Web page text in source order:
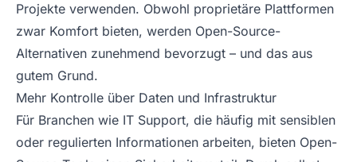
Projekte verwenden. Obwohl proprietäre Plattformen
zwar Komfort bieten, werden Open-Source-
Alternativen zunehmend bevorzugt – und das aus
gutem Grund.
Mehr Kontrolle über Daten und Infrastruktur
Für Branchen wie IT Support, die häufig mit sensiblen
oder regulierten Informationen arbeiten, bieten Open-